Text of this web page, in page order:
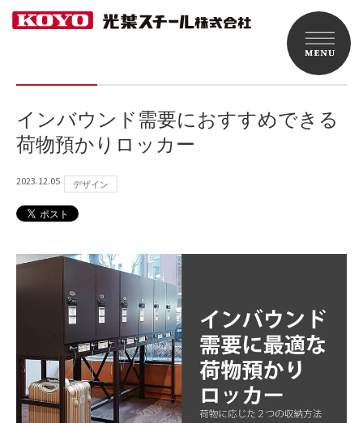
インバウンド需要におすすめできる
荷物預かりロッカー
2023.12.05 デザイン